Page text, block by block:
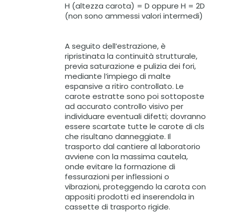
H (altezza carota) = D oppure H = 2D
(non sono ammessi valori intermedi)
A seguito dell’estrazione, è
ripristinata la continuità strutturale,
previa saturazione e pulizia dei fori,
mediante l’impiego di malte
espansive a ritiro controllato. Le
carote estratte sono poi sottoposte
ad accurato controllo visivo per
individuare eventuali difetti; dovranno
essere scartate tutte le carote di cls
che risultano danneggiate. Il
trasporto dal cantiere al laboratorio
avviene con la massima cautela,
onde evitare la formazione di
fessurazioni per inflessioni o
vibrazioni, proteggendo la carota con
appositi prodotti ed inserendola in
cassette di trasporto rigide.